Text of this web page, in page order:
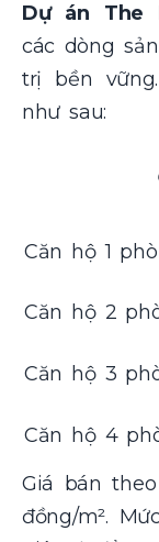
Dự án The
các dòng
trị bền
như sau:
Căn hộ 1
Căn hộ 2
Căn hộ 3
Căn hộ 4
Giá bán
đồng/m².